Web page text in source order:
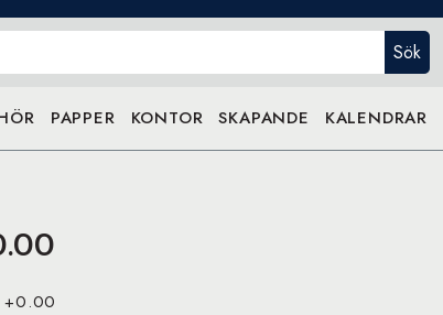
Sök
PAPPER KONTOR SKAPANDE KALENDRAR
+0.00